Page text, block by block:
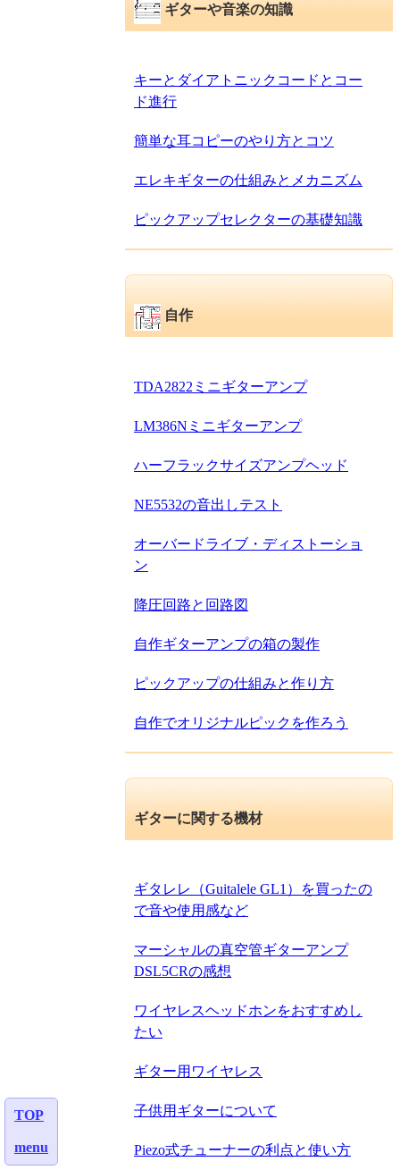
TOP
menu
ギターや音楽の知識
キーとダイアトニックコードとコー
ド進行
簡単な耳コピーのやり方とコツ
エレキギターの仕組みとメカニズム
ピックアップセレクターの基礎知識
自作
TDA2822ミニギターアンプ
LM386Nミニギターアンプ
ハーフラックサイズアンプヘッド
NE5532の音出しテスト
オーバードライブ・ディストーショ
ン
降圧回路と回路図
自作ギターアンプの箱の製作
ピックアップの仕組みと作り方
自作でオリジナルピックを作ろう
ギターに関する機材
ギタレレ（Guitalele GL1）を買ったの
で音や使用感など
マーシャルの真空管ギターアンプ
DSL5CRの感想
ワイヤレスヘッドホンをおすすめし
たい
ギター用ワイヤレス
子供用ギターについて
Piezo式チューナーの利点と使い方